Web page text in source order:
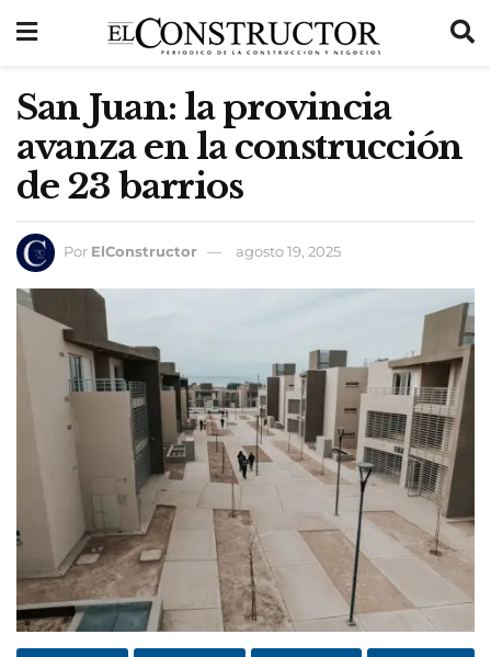
San Juan: la provincia
avanza en la construcción
de 23 barrios
Por ElConstructor agosto 19, 2025